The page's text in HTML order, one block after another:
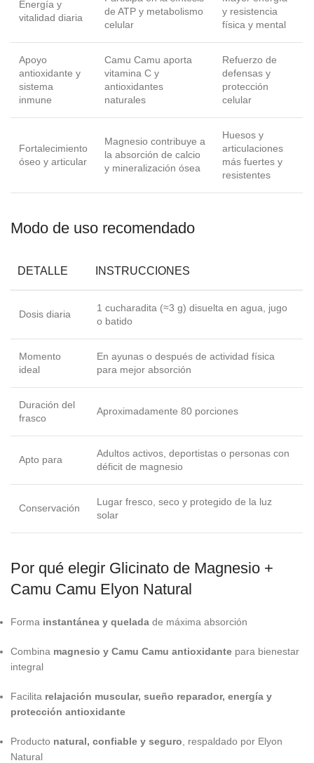
Energía y
vitalidad diaria
de ATP y metabolismo
celular
y resistencia
física y mental
Apoyo
antioxidante y
sistema
inmune
Camu Camu aporta
vitamina C y
antioxidantes
naturales
Refuerzo de
defensas y
protección
celular
Fortalecimiento
óseo y articular
Magnesio contribuye a
la absorción de calcio
y mineralización ósea
Huesos y
articulaciones
más fuertes y
resistentes
Modo de uso recomendado
DETALLE INSTRUCCIONES
Dosis diaria
1 cucharadita (≈3 g) disuelta en agua, jugo
o batido
Momento
ideal
En ayunas o después de actividad física
para mejor absorción
Duración del
frasco
Aproximadamente 80 porciones
Apto para
Adultos activos, deportistas o personas con
déficit de magnesio
Conservación
Lugar fresco, seco y protegido de la luz
solar
Por qué elegir Glicinato de Magnesio +
Camu Camu Elyon Natural
Forma instantánea y quelada de máxima absorción
Combina magnesio y Camu Camu antioxidante para bienestar
integral
Facilita relajación muscular, sueño reparador, energía y
protección antioxidante
Producto natural, confiable y seguro , respaldado por Elyon
Natural